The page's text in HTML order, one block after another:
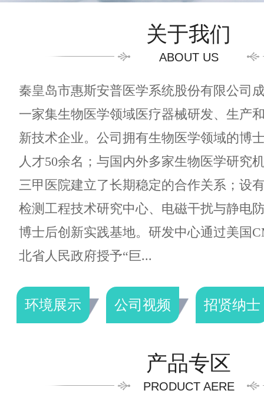
关于我们
ABOUT US
秦皇岛市惠斯安普医学系统股份有限公司
一家集生物医学领域医疗器械研发、生产
新技术企业。公司拥有生物医学领域的博
人才50余名；与国内外多家生物医学研究
三甲医院建立了长期稳定的合作关系；设
检测工程技术研究中心、电磁干扰与静电
博士后创新实践基地。研发中心通过美国
北省人民政府授予“巨...
环境展示 公司视频 招贤纳士
产品专区
PRODUCT AERE